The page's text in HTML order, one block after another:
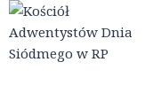
Przejdź
do
treści